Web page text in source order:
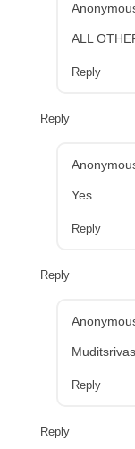
ALL
Reply
Reply
Yes
Reply
Reply
Reply
Reply